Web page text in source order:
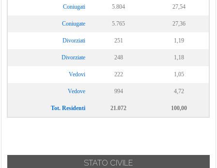
Coniugati 5.804 27,54
Coniugate 5.765 27,36
Divorziati 251 1,19
Divorziate 248 1,18
Vedovi 222 1,05
Vedove 994 4,72
Tot. Residenti 21.072 100,00
STATO CIVILE